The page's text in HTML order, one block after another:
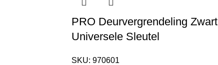
PRO Deurvergrendeling Zwart
Universele Sleutel
SKU: 970601